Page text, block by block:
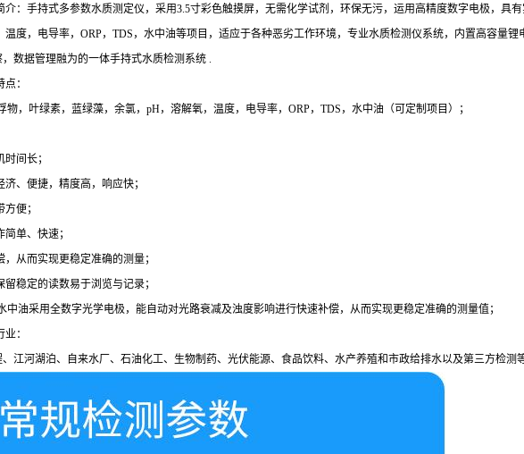
介：手持式多参数水质测定仪，采用3.5寸彩色触摸屏，无需化学试剂，环保无污，运用高精度数字电极，具
度，电导率，ORP，TDS，水中油等项目，适应于各种恶劣工作环境，专业水质检测仪系统，内置高容量
数据管理融为的一体手持式水质检测系统 .
：
，叶绿素，蓝绿藻，余氯，pH，溶解氧，温度，电导率，ORP，TDS，水中油（可定制项目）；
间长；
、便捷，精度高，响应快；
便；
单、快速；
从而实现更稳定准确的测量；
稳定的读数易于浏览与记录；
油采用全数字光学电极，能自动对光路衰减及浊度影响进行快速补偿，从而实现更稳定准确的测量值；
：
江河湖泊、自来水厂、石油化工、生物制药、光伏能源、食品饮料、水产养殖和市政给排水以及第三方检测